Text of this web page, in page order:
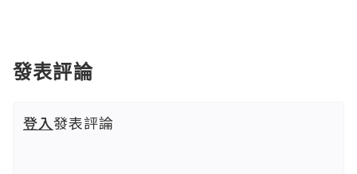
發表評論
登入發表評論